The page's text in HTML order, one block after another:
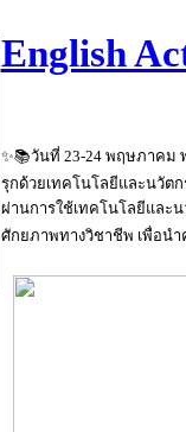
English
✨📚วันที่ 23-24 พฤษภาคม
รุกด้วยเทคโนโลยีและนวัต
ผ่านการใช้เทคโนโลยีและ
ศักยภาพทางวิชาชีพ เพื่อน